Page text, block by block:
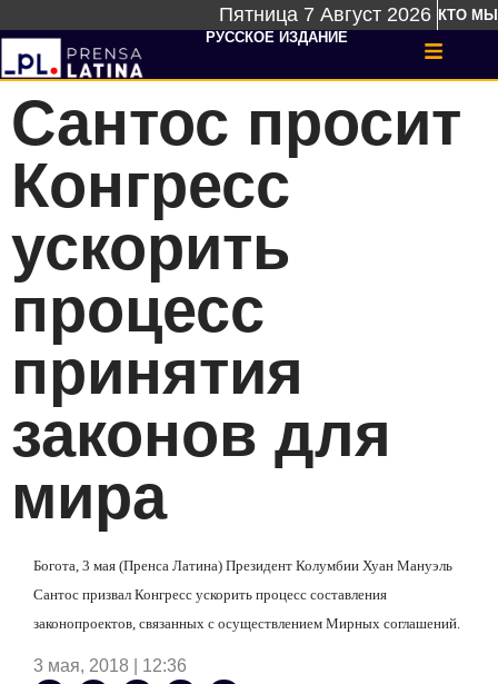
Пятница 7 Август 2026 КТО МЫ
РУССКОЕ ИЗДАНИЕ
Сантос просит
Конгресс
ускорить
процесс
принятия
законов для
мира
Богота, 3 мая (Пренса Латина) Президент Колумбии Хуан Мануэль
Сантос призвал Конгресс ускорить процесс составления
законопроектов, связанных с осуществлением Мирных соглашений.
3 мая, 2018 | 12:36